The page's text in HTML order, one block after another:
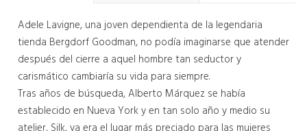
Adele Lavigne, una joven dependienta de la legendaria
tienda Bergdorf Goodman, no podía imaginarse que atender
después del cierre a aquel hombre tan seductor y
carismático cambiaría su vida para siempre.
Tras años de búsqueda, Alberto Márquez se había
establecido en Nueva York y en tan solo año y medio su